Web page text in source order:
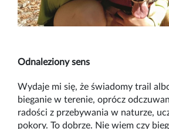
Odnaleziony sens
Wydaje mi się, że świadomy trail
bieganie w terenie, oprócz
radości z przebywania w naturze,
pokory. To dobrze. Nie wiem czy